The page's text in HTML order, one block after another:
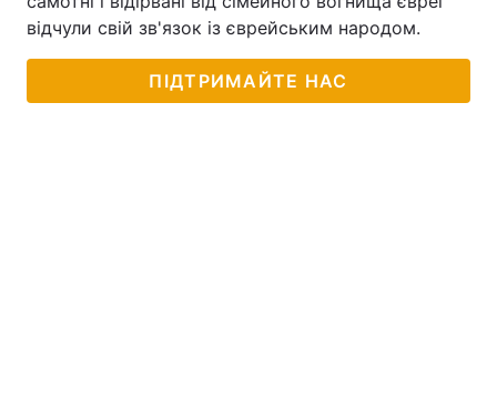
відчули свій зв'язок із єврейським народом.
ПІДТРИМАЙТЕ НАС